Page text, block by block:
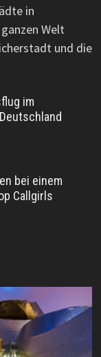
in
Welt
und die
im
bei einem
Callgirls